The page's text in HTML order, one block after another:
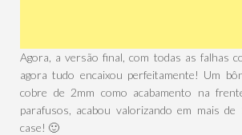
Agora, a versão final, com todas as falhas
agora tudo encaixou perfeitamente! Um
cobre de 2mm como acabamento na
parafusos, acabou valorizando em mais
case! 🙂